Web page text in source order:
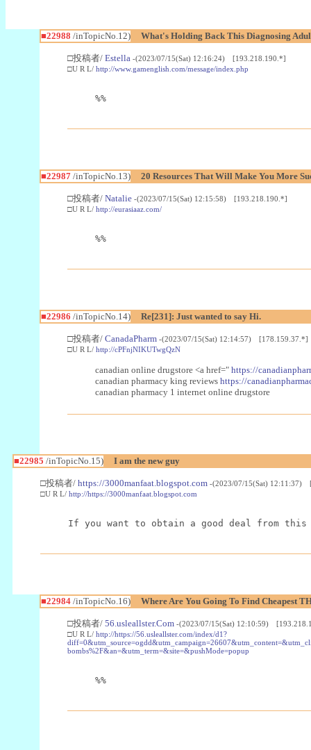
■22988 /inTopicNo.12) What's Holding Back This Diagnosing
□投稿者/ Estella -(2023/07/15(Sat) 12:16:24) [193.218.190.*]
□U R L/ http://www.gamenglish.com/message/index.php
%%
■22987/inTopicNo.13) 20 Resources That Will Make You More
□投稿者/ Natalie -(2023/07/15(Sat) 12:15:58) [193.218.190.*]
□U R L/ http://eurasiaaz.com/
%%
■22986 /inTopicNo.14) Re[231]: Just wanted to say Hi.
□投稿者/ CanadaPharm -(2023/07/15(Sat) 12:14:57) [178.159.37.*]
□U R L/ http://cPFnjNIKUTwgQzN
canadian online drugstore <a href=" https://
canadian pharmacy king reviews https://
canadian pharmacy 1 internet online drugstore
■22985 /inTopicNo.15) I am the new guy
□投稿者/ https://3000manfaat.blogspot.com -(2023/07/15(Sat) 12:11:37)
□U R L/ http://https://3000manfaat.blogspot.com
If you want to obtain a good deal from this
■22984/inTopicNo.16) Where Are You Going To Find Cheapest
□投稿者/ 56.usleallster.Com -(2023/07/15(Sat) 12:10:59)
□U R L/ http://https://56.usleallster.com/index/d1?
bombs%2F&an=&utm_term=&site=&pushMode=popup
%%